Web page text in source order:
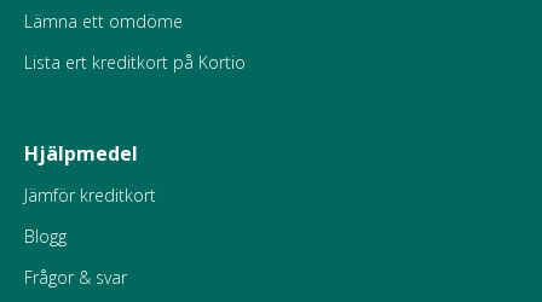
Lämna ett omdöme
Lista ert kreditkort på Kortio
Hjälpmedel
Jämför kreditkort
Blogg
Frågor & svar